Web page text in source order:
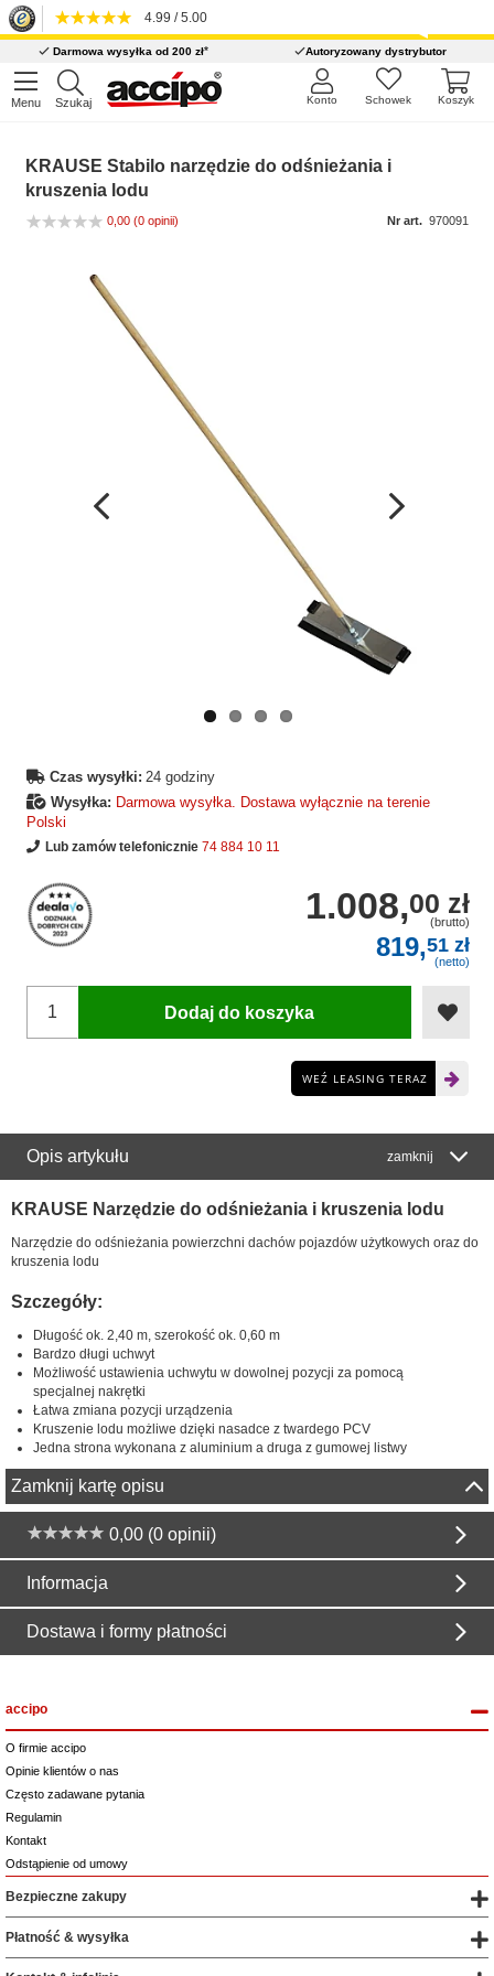
4.99 / 5.00
Darmowa wysyłka od 200 zł* Autoryzowany dystrybutor
Menu Szukaj Koszyk
Schowek
Konto
KRAUSE Stabilo narzędzie do odśnieżania i
kruszenia lodu
0,00 (0 opinii) Nr art. 970091
Czas wysyłki: 24 godziny
Wysyłka: Darmowa wysyłka. Dostawa wyłącznie na terenie
Polski
Lub zamów telefonicznie 74 884 10 11
1.008,00 zł
(brutto)
819,51 zł
(netto)
Dodaj do koszyka
WEŹ LEASING TERAZ
Opis artykułu zamknij
KRAUSE Narzędzie do odśnieżania i kruszenia lodu
Narzędzie do odśnieżania powierzchni dachów pojazdów użytkowych oraz do
kruszenia lodu
Szczegóły:
Długość ok. 2,40 m, szerokość ok. 0,60 m
Bardzo długi uchwyt
Możliwość ustawienia uchwytu w dowolnej pozycji za pomocą
specjalnej nakrętki
Łatwa zmiana pozycji urządzenia
Kruszenie lodu możliwe dzięki nasadce z twardego PCV
Jedna strona wykonana z aluminium a druga z gumowej listwy
Zamknij kartę opisu
0,00 (0 opinii)
Informacja
Dostawa i formy płatności
accipo
O firmie accipo
Opinie klientów o nas
Często zadawane pytania
Regulamin
Kontakt
Odstąpienie od umowy
Bezpieczne zakupy
Płatność & wysyłka